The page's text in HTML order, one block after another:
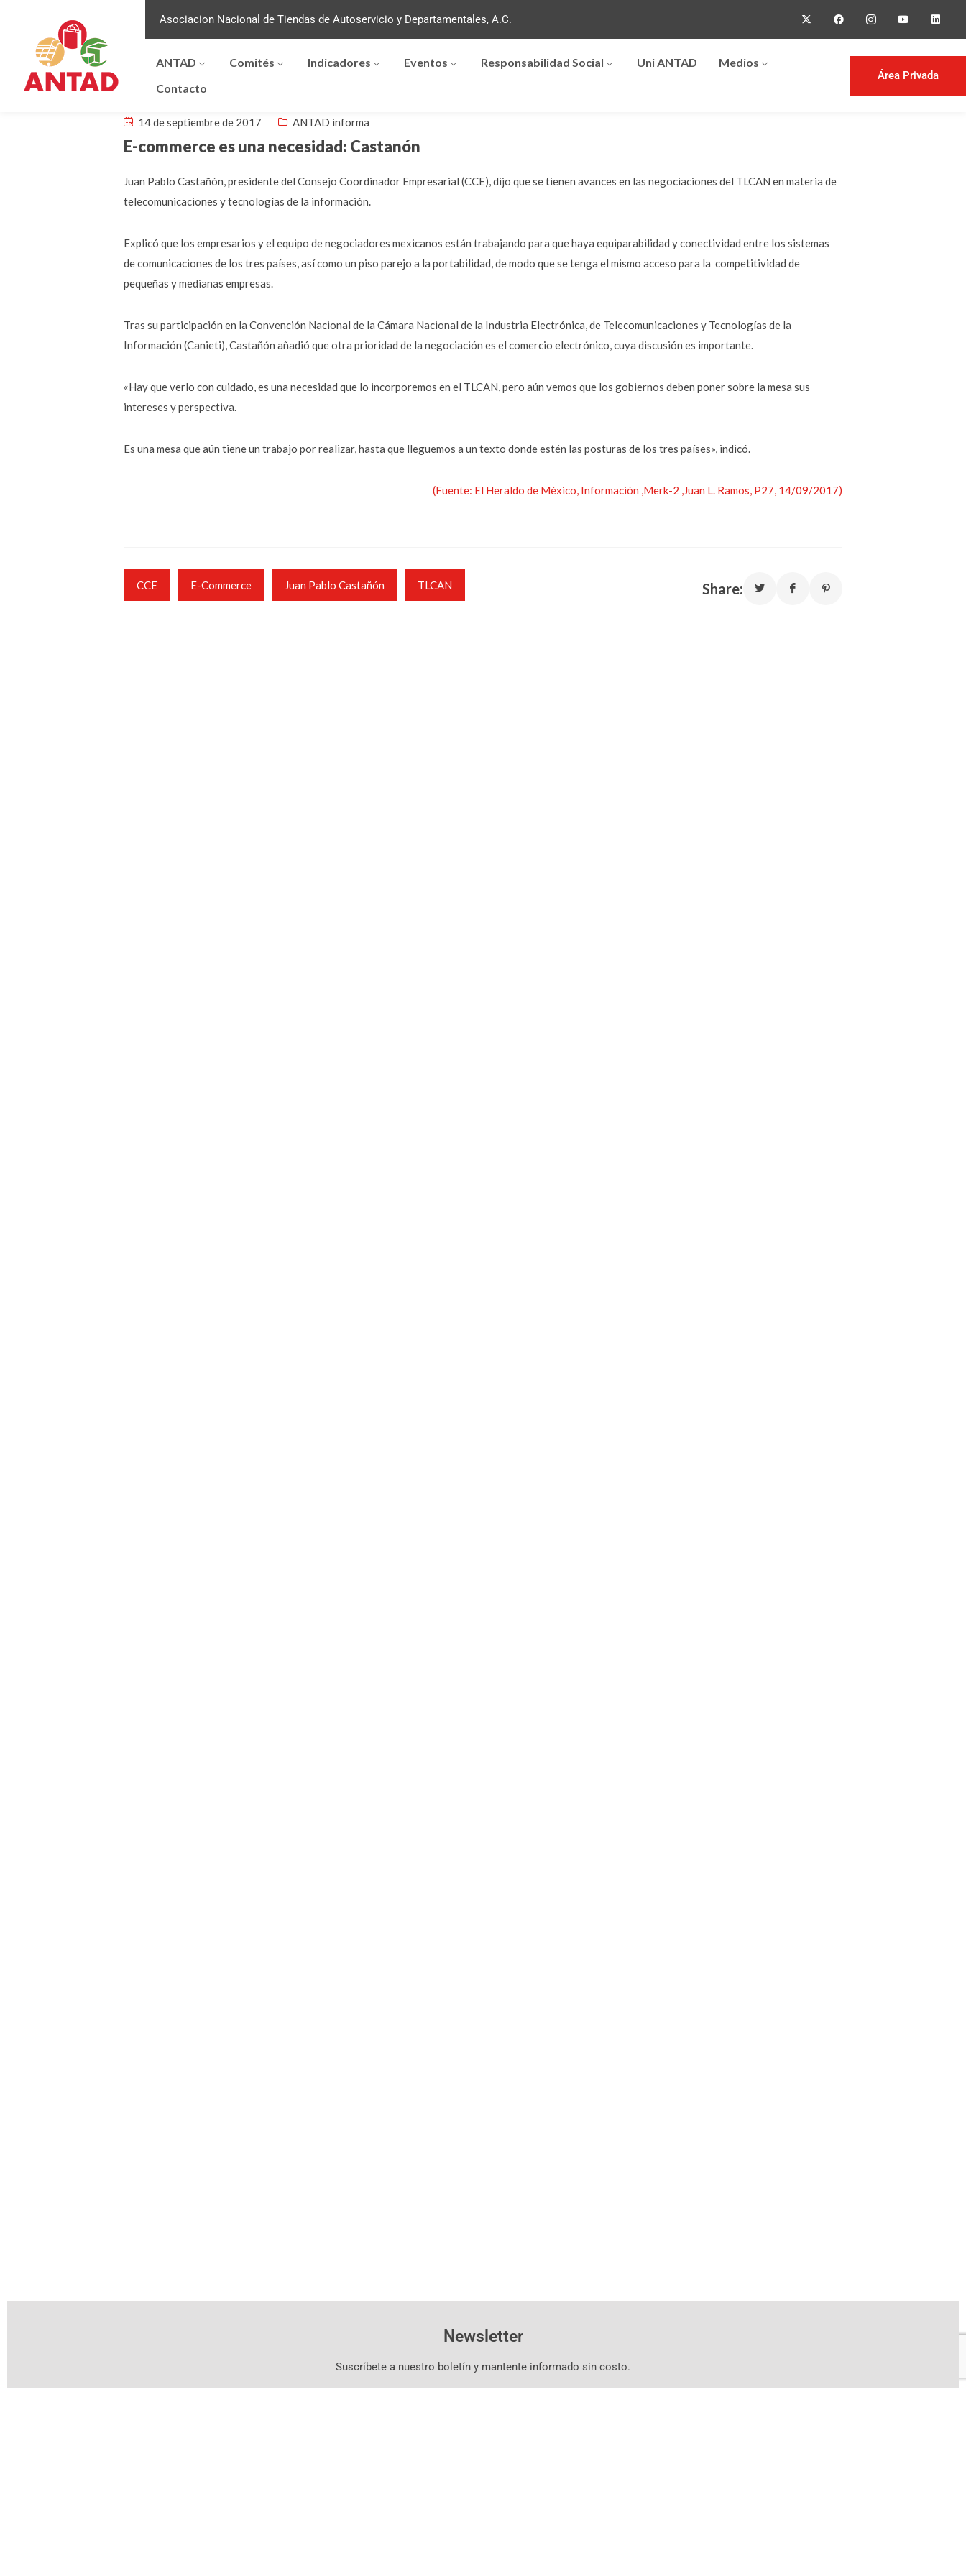
Asociacion Nacional de Tiendas de Autoservicio y Departamentales, A.C.
ANTAD Comités Indicadores Eventos Responsabilidad Social Uni ANTAD
Medios
Contacto
Área Privada
14 de septiembre de 2017 ANTAD informa
E-commerce es una necesidad: Castanón
Juan Pablo Castañón, presidente del Consejo Coordinador Empresarial (CCE), dijo que se tienen avances en las negociaciones del TLCAN en materia de
telecomunicaciones y tecnologías de la información.
Explicó que los empresarios y el equipo de negociadores mexicanos están trabajando para que haya equiparabilidad y conectividad entre los sistemas
de comunicaciones de los tres países, así como un piso parejo a la portabilidad, de modo que se tenga el mismo acceso para la competitividad de
pequeñas y medianas empresas.
Tras su participación en la Convención Nacional de la Cámara Nacional de la Industria Electrónica, de Telecomunicaciones y Tecnologías de la
Información (Canieti), Castañón añadió que otra prioridad de la negociación es el comercio electrónico, cuya discusión es importante.
«Hay que verlo con cuidado, es una necesidad que lo incorporemos en el TLCAN, pero aún vemos que los gobiernos deben poner sobre la mesa sus
intereses y perspectiva.
Es una mesa que aún tiene un trabajo por realizar, hasta que lleguemos a un texto donde estén las posturas de los tres países», indicó.
(Fuente: El Heraldo de México, Información ,Merk-2 ,Juan L. Ramos, P27, 14/09/2017)
CCE E-Commerce Juan Pablo Castañón TLCAN Share:
Newsletter
Suscríbete a nuestro boletín y mantente informado sin costo.